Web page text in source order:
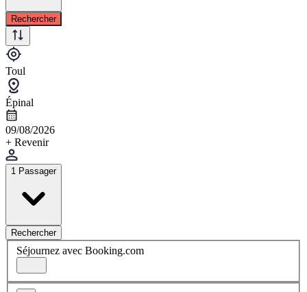
Rechercher
Toul
Épinal
09/08/2026
+ Revenir
1 Passager
Rechercher
Séjournez avec Booking.com